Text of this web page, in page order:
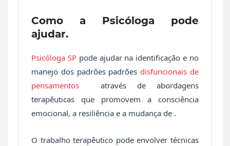
Como a Psicóloga pode
ajudar.
Psicóloga SPpode ajudar na identificação e no
manejo dos padrões padrões disfuncionais de
pensamentos através de abordagens
terapêuticas que promovem a consciência
emocional, a resiliência e a mudança de .
O trabalho terapêutico pode envolver técnicas